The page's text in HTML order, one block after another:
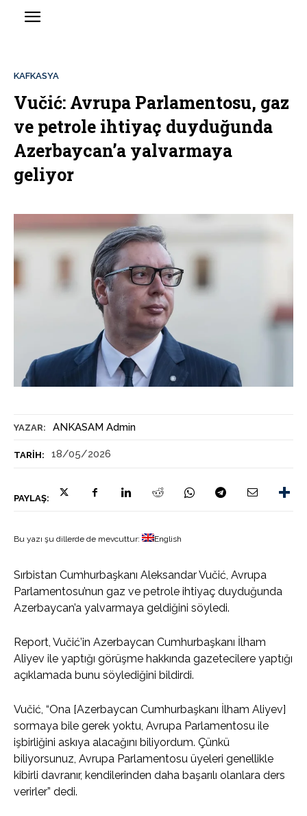
YAZAR: ANKASAM Admin
TARIH: 18/05/2026
PAYLAŞ:
KAFKASYA
Vučić: Avrupa Parlamentosu, gaz
ve petrole ihtiyaç duyduğunda
Azerbaycan’a yalvarmaya
geliyor
Bu yazı şu dillerde de mevcuttur: English
Sırbistan Cumhurbaşkanı Aleksandar Vučić, Avrupa
Parlamentosu’nun gaz ve petrole ihtiyaç duyduğunda
Azerbaycan’a yalvarmaya geldiğini söyledi.
Report, Vučić’in Azerbaycan Cumhurbaşkanı İlham
Aliyev ile yaptığı görüşme hakkında gazetecilere yaptığı
açıklamada bunu söylediğini bildirdi.
Vučić, “Ona [Azerbaycan Cumhurbaşkanı İlham Aliyev]
sormaya bile gerek yoktu, Avrupa Parlamentosu ile
işbirliğini askıya alacağını biliyordum. Çünkü
biliyorsunuz, Avrupa Parlamentosu üyeleri genellikle
kibirli davranır, kendilerinden daha başarılı olanlara ders
verirler” dedi.